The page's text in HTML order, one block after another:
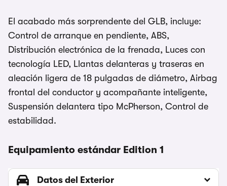
El acabado más sorprendente del GLB, incluye:
Control de arranque en pendiente, ABS,
Distribución electrónica de la frenada, Luces con
tecnología LED, Llantas delanteras y traseras en
aleación ligera de 18 pulgadas de diámetro, Airbag
frontal del conductor y acompañante inteligente,
Suspensión delantera tipo McPherson, Control de
estabilidad.
Equipamiento estándar Edition 1
Datos del Exterior